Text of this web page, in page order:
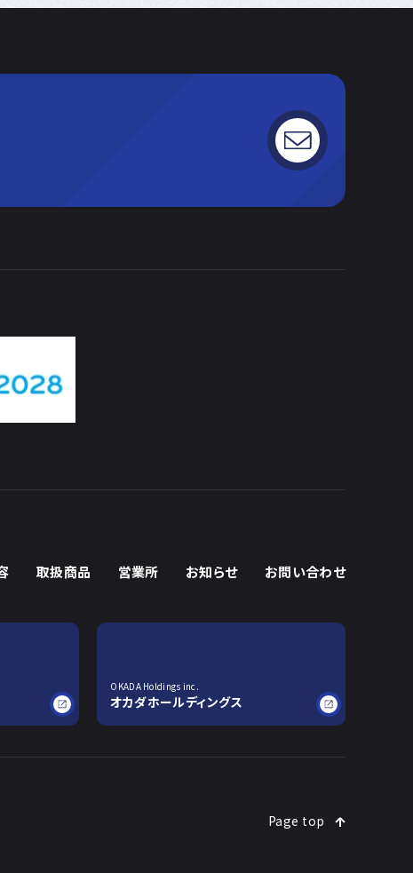
取扱商品 営業所 お知らせ お問い合わせ
OKADA Holdings inc.
オカダホールディングス
Page top